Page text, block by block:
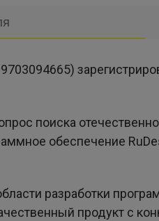
поиска
обеспечение
разработки
продукт с